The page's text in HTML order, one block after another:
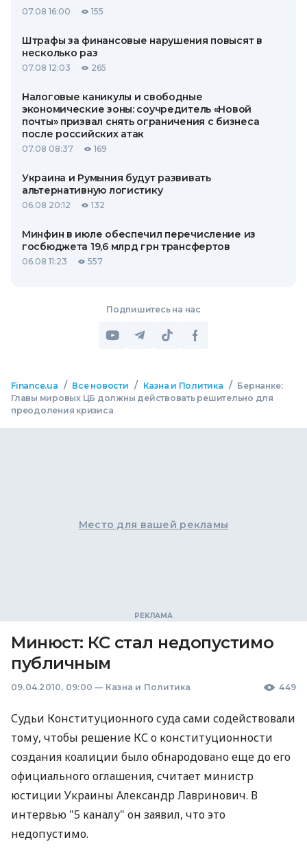
07.08 16:00 155
Штрафы за финансовые нарушения повысят в
несколько раз
07.08 12:03 265
Налоговые каникулы и свободные
экономические зоны: соучредитель «Новой
почты» призвал снять ограничения с бизнеса
после российских атак
07.08 08:37 169
Украина и Румыния будут развивать
альтернативную логистику
06.08 20:12 132
Минфин в июле обеспечил перечисление из
госбюджета 19,6 млрд грн трансфертов
06.08 11:23 557
Подпишитесь на нас
Finance.ua / Все новости / Казна и Политика / Бернанке:
Главы мировых ЦБ должны действовать решительно для
преодоления кризиса
Место для вашей рекламы
Минюст: КС стал недопустимо
публичным
09.04.2010, 09:00 — Казна и Политика 449
Судьи Конституционного суда сами содействовали
тому, чтобы решение КС о конституционности
создания коалиции было обнародовано еще до его
официального оглашения, считает министр
юстиции Украины Александр Лавринович. В
интервью "5 каналу" он заявил, что это
недопустимо.